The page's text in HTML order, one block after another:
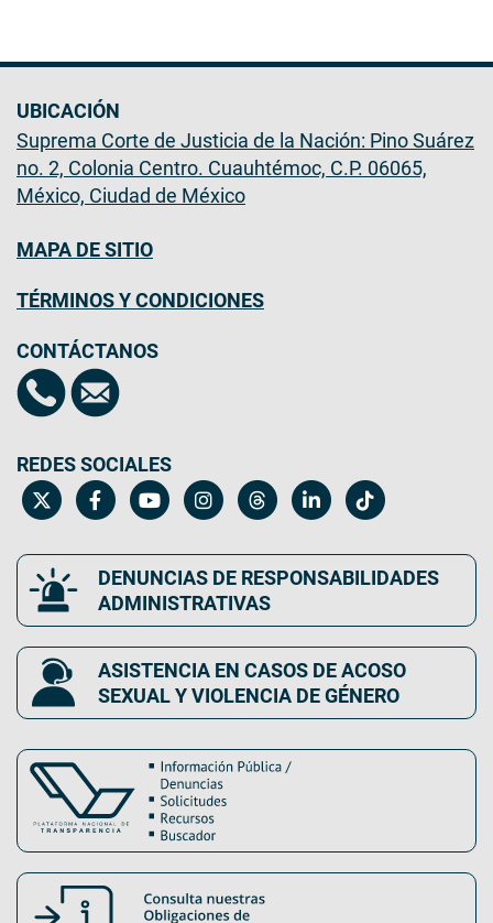
UBICACIÓN
Suprema Corte de Justicia de la Nación: Pino Suárez
no. 2, Colonia Centro. Cuauhtémoc, C.P. 06065,
México, Ciudad de México
MAPA DE SITIO
TÉRMINOS Y CONDICIONES
CONTÁCTANOS
REDES SOCIALES
DENUNCIAS DE RESPONSABILIDADES
ADMINISTRATIVAS
ASISTENCIA EN CASOS DE ACOSO
SEXUAL Y VIOLENCIA DE GÉNERO